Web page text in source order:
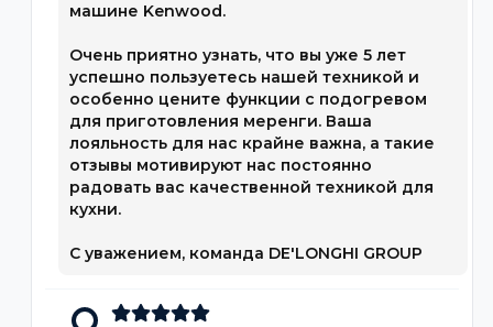
машине Kenwood.
Очень приятно узнать, что вы уже 5 лет
успешно пользуетесь нашей техникой и
особенно цените функции с подогревом
для приготовления меренги. Ваша
лояльность для нас крайне важна, а такие
отзывы мотивируют нас постоянно
радовать вас качественной техникой для
кухни.
С уважением, команда DE'LONGHI GROUP